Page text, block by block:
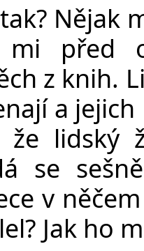
Nějak
před
z knih.
a
že lidský
se
v
Jak ho